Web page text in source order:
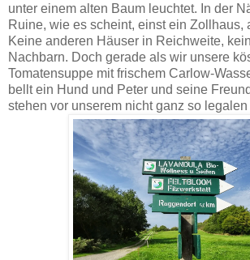
unter einem alten Baum leuchtet. In der
Ruine, wie es scheint, einst ein Zollhaus,
Keine anderen Häuser in Reichweite,
Nachbarn. Doch gerade als wir unsere
Tomatensuppe mit frischem Carlow-
bellt ein Hund und Peter und seine
stehen vor unserem nicht ganz so